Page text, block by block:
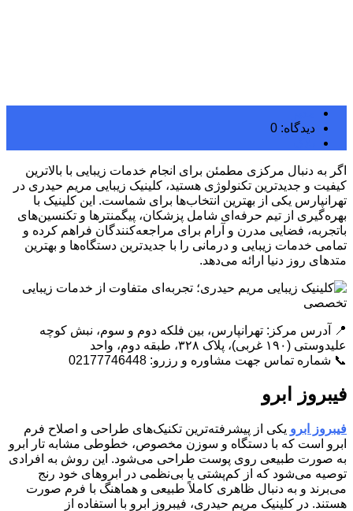
دیدگاه: 0
اگر به دنبال مرکزی مطمئن برای انجام خدمات زیبایی با بالاترین
کیفیت و جدیدترین تکنولوژی هستید، کلینیک زیبایی مریم حیدری در
تهرانپارس یکی از بهترین انتخاب‌ها برای شماست. این کلینیک با
بهره‌گیری از تیم حرفه‌ای شامل پزشکان، پیگمنترها و تکنسین‌های
باتجربه، فضایی مدرن و آرام برای مراجعه‌کنندگان فراهم کرده و
تمامی خدمات زیبایی و درمانی را با جدیدترین دستگاه‌ها و بهترین
متدهای روز دنیا ارائه می‌دهد.
📍 آدرس مرکز: تهرانپارس، بین فلکه دوم و سوم، نبش کوچه
علیدوستی (۱۹۰ غربی)، پلاک ۳۲۸، طبقه دوم، واحد
📞 شماره تماس جهت مشاوره و رزرو: 02177746448
فیبروز ابرو
فیبروز ابرو یکی از پیشرفته‌ترین تکنیک‌های طراحی و اصلاح فرم
ابرو است که با دستگاه و سوزن مخصوص، خطوطی مشابه تار ابرو
به صورت طبیعی روی پوست طراحی می‌شود. این روش به افرادی
توصیه می‌شود که از کم‌پشتی یا بی‌نظمی در ابروهای خود رنج
می‌برند و به دنبال ظاهری کاملاً طبیعی و هماهنگ با فرم صورت
هستند. در کلینیک مریم حیدری، فیبروز ابرو با استفاده از